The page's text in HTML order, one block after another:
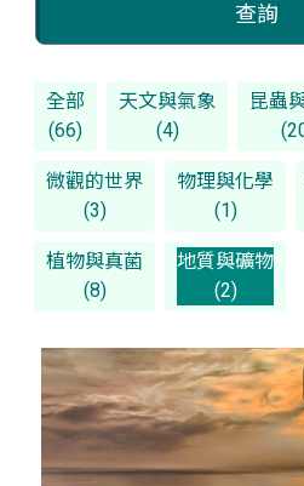
查詢
全部
(66)
天文與氣象
(4)
昆蟲
微觀的世界
(3)
物理與化學
(1)
植物與真菌
(8)
地質與礦物
(2)